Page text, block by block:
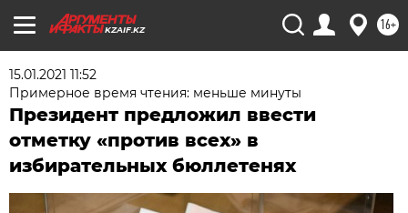
KZAIF.KZ 16+
15.01.2021 11:52
Примерное время чтения: меньше минуты
Президент предложил ввести
отметку «против всех» в
избирательных бюллетенях